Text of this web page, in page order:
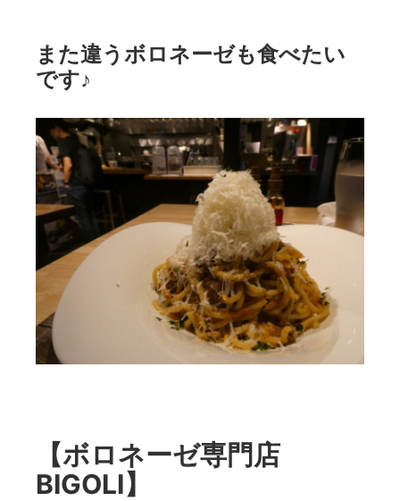
また違うボロネーゼも食べたい
です♪
【ボロネーゼ専門店
BIGOLI】